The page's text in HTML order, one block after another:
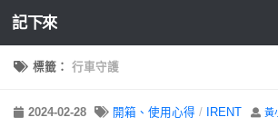
記下來
標籤： 行車守護
2024-02-28 開箱、使用心得 / IRENT 黃